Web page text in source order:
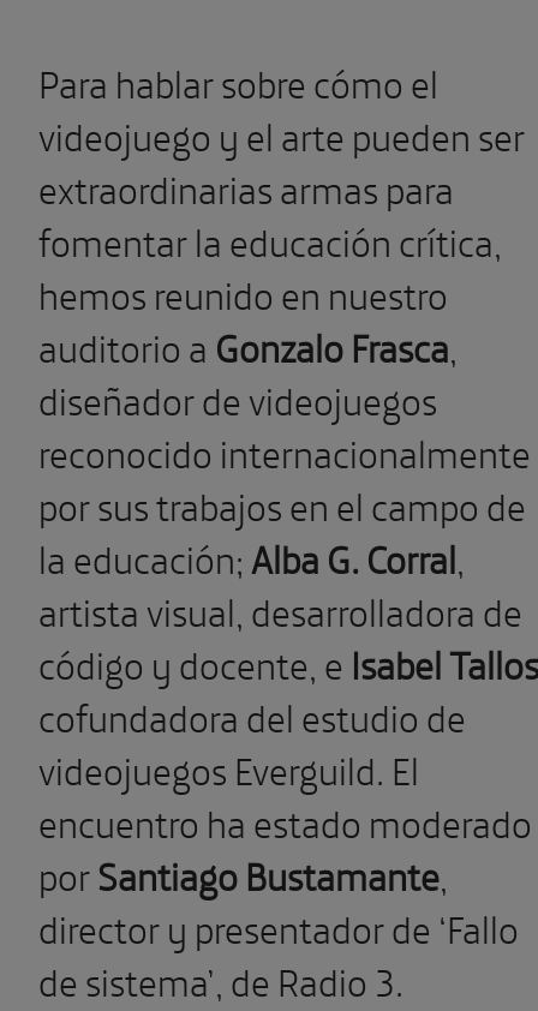
Para hablar sobre cómo el
videojuego y el arte pueden ser
extraordinarias armas para
fomentar la educación crítica,
hemos reunido en nuestro
auditorio a Gonzalo Frasca,
diseñador de videojuegos
reconocido internacionalmente
por sus trabajos en el campo de
la educación;Alba G. Corral,
artista visual, desarrolladora de
código y docente, e Isabel Tallos
cofundadora del estudio de
videojuegos Everguild. El
encuentro ha estado moderado
porSantiago Bustamante,
director y presentador de ‘Fallo
de sistema’, de Radio 3.